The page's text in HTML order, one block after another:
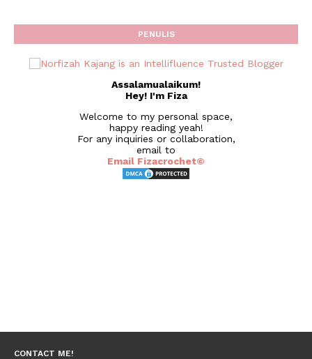
PENULIS
Assalamualaikum!
Hey! I'm Fiza
Welcome to my personal space,
happy reading yeah!
For any inquiries or collaboration,
email to
Email Fizacrochet©
CONTACT ME!